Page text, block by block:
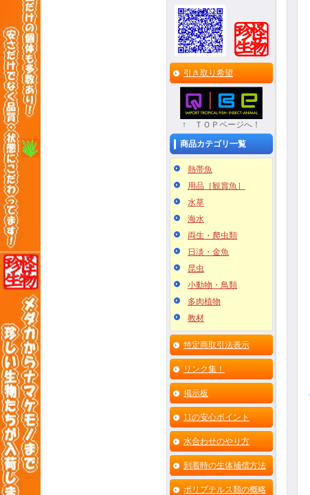
引き取り希望
↑ ＴＯＰページへ！
商品カテゴリ一覧
熱帯魚
用品［観賞魚］
水草
海水
両生・爬虫類
日淡・金魚
昆虫
小動物・鳥類
多肉植物
教材
特定商取引法表示
リンク集！
掲示板
11の安心ポイント
水合わせのやり方
到着時の生体補償方法
ポリプテルス類の概略